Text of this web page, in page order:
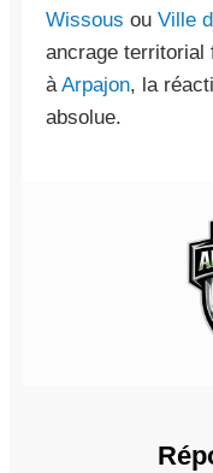
Wissous ou Ville
ancrage territorial
àArpajon, la
absolue.